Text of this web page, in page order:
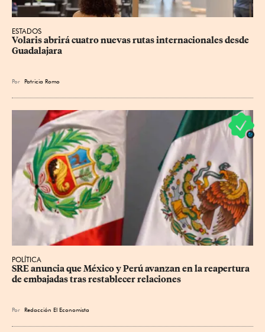
ESTADOS
Volaris abrirá cuatro nuevas rutas internacionales desde
Guadalajara
Por Patricia Romo
POLÍTICA
SRE anuncia que México y Perú avanzan en la reapertura
de embajadas tras restablecer relaciones
Por Redacción El Economista